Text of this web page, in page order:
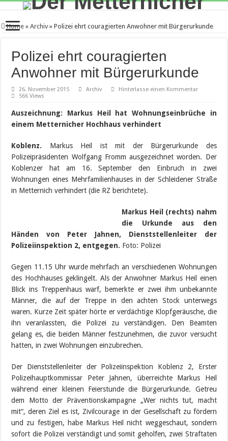
Home » Archiv » Polizei ehrt couragierten Anwohner mit Bürgerurkunde
Polizei ehrt couragierten
Anwohner mit Bürgerurkunde
26. November 2015 Archiv
Hinterlasse einen Kommentar
566 Views
Auszeichnung:
Markus Heil hat Wohnungseinbrüche in
einem Metternicher Hochhaus verhindert
Koblenz. Markus Heil ist mit der Bürgerurkunde des
Polizeipräsidenten Wolfgang Fromm ausgezeichnet worden. Der
Koblenzer hat am 16. September den Einbruch in zwei
Wohnungen eines Mehrfamilienhauses in der Schleidener Straße
in Metternich verhindert (die RZ berichtete).
Markus Heil (rechts) nahm
die Urkunde aus den
Händen von Peter Jahnen, Dienststellenleiter der
Polizeiinspektion 2, entgegen. Foto: Polizei
Gegen 11.15 Uhr wurde mehrfach an verschiedenen Wohnungen
des Hochhauses geklingelt. Als der Anwohner Markus Heil einen
Blick ins Treppenhaus warf, bemerkte er zwei ihm unbekannte
Männer, die auf der Treppe in den achten Stock unterwegs
waren. Kurze Zeit später hörte er verdächtige Klopfgeräusche, die
ihn veranlassten, die Polizei zu verständigen. Den Beamten
gelang es, die beiden Männer festzunehmen, die zuvor versucht
hatten, in zwei Wohnungen einzubrechen.
Der Dienststellenleiter der Polizeiinspektion Koblenz 2, Erster
Polizeihauptkommissar Peter Jahnen, überreichte Markus Heil
während einer kleinen Feierstunde die Bürgerurkunde. Getreu
dem Motto der Präventionskampagne „Wer nichts tut, macht
mit“, deren Ziel es ist, Zivilcourage in der Gesellschaft zu fördern
und zu festigen, habe Markus Heil nicht weggeschaut, sondern
sofort die Polizei verständigt und somit geholfen, zwei Straftaten